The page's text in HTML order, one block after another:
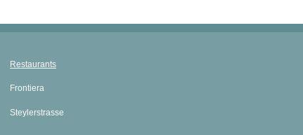
Restaurants
Frontiera
Steylerstrasse